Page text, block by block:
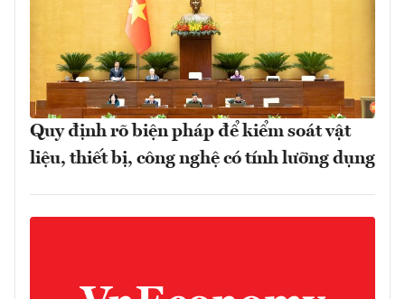
Quy định rõ biện pháp để kiểm soát vật
liệu, thiết bị, công nghệ có tính lưỡng dụng